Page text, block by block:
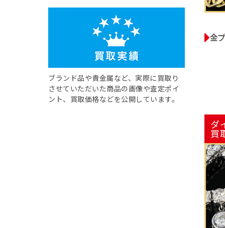
金
ダ
買
ブランド品や貴金属など、実際に買取り
させていただいた商品の画像や査定ポイ
ント、買取価格などを公開しています。